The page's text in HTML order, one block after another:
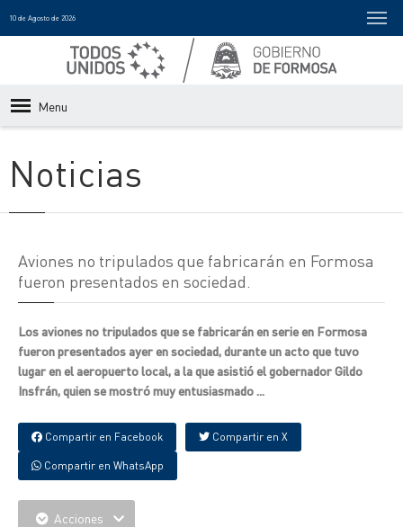
10 de Agosto de 2026
Menu
Noticias
Aviones no tripulados que fabricarán en Formosa
fueron presentados en sociedad.
Los aviones no tripulados que se fabricarán en serie en Formosa
fueron presentados ayer en sociedad, durante un acto que tuvo
lugar en el aeropuerto local, a la que asistió el gobernador Gildo
Insfrán, quien se mostró muy entusiasmado ...
Compartir en Facebook Compartir en X
Compartir en WhatsApp
Acciones